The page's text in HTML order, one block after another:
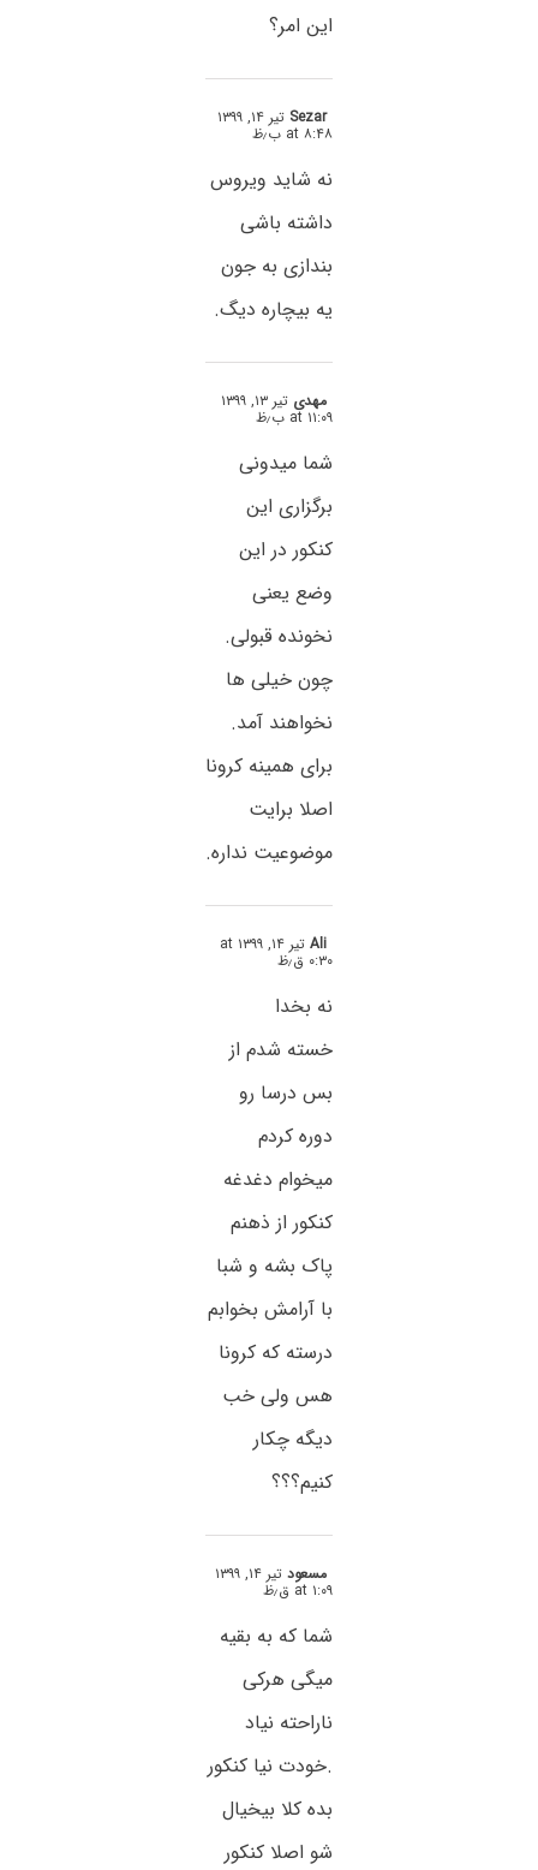
این امر؟
Sezar تیر ۱۴, ۱۳۹۹
at ۸:۴۸ ب٫ظ
نه شاید ویروس
داشته باشی
بندازی به جون
یه بیچاره دیگ.
مهدی تیر ۱۳, ۱۳۹۹
at ۱۱:۰۹ ب٫ظ
شما میدونی
برگزاری این
کنکور در این
وضع یعنی
نخونده قبولی.
چون خیلی ها
نخواهند آمد.
برای همینه کرونا
اصلا برایت
موضوعیت نداره.
Ali تیر ۱۴, ۱۳۹۹ at
۰:۳۰ ق٫ظ
نه بخدا
خسته شدم از
بس درسا رو
دوره کردم
میخوام دغدغه
کنکور از ذهنم
پاک بشه و شبا
با آرامش بخوابم
درسته که کرونا
هس ولی خب
دیگه چکار
کنیم؟؟؟
مسعود تیر ۱۴, ۱۳۹۹
at ۱:۰۹ ق٫ظ
شما که به بقیه
میگی هرکی
ناراحته نیاد
.خودت نیا کنکور
بده کلا بیخیال
شو اصلا کنکور